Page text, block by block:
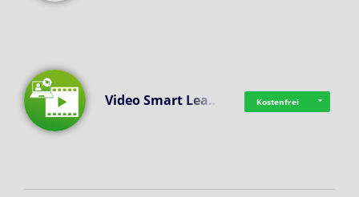
Video Smart Lea… Kostenfrei